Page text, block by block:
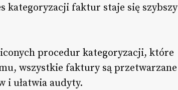
kategoryzacji faktur staje się szybszy
procedur kategoryzacji, które
wszystkie faktury są przetwarzane
i ułatwia audyty.